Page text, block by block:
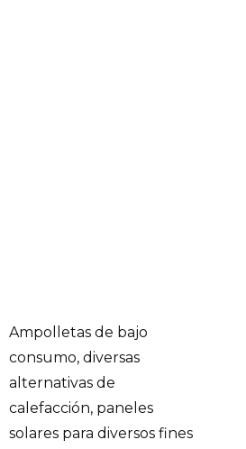
Ampolletas de bajo
consumo, diversas
alternativas de
calefacción, paneles
solares para diversos fines